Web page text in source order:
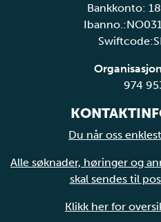
Bankkonto:
974
Du når oss
Alle søknader, høringer og
skal sendes til
Klikk her for